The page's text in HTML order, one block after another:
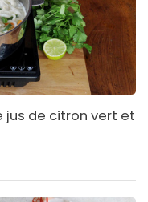
jus de citron vert et